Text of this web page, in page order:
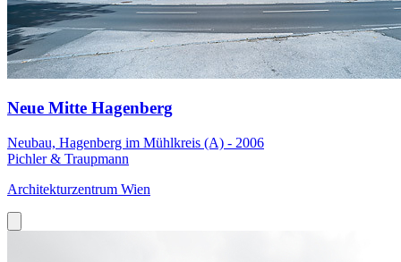
Neue Mitte Hagenberg
Neubau, Hagenberg im Mühlkreis (A) - 2006
Pichler & Traupmann
Architekturzentrum Wien